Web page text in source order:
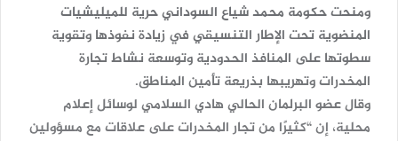
ومنحت حكومة محمد شياع السوداني حرية للميليشيات
المنضوية تحت الإطار التنسيقي في زيادة نفوذها وتقوية
سطوتها على المنافذ الحدودية وتوسعة نشاط تجارة
المخدرات وتهريبها بذريعة تأمين المناطق.
وقال عضو البرلمان الحالي هادي السلامي لوسائل إعلام
محلية، إن “كثيرًا من تجار المخدرات على علاقات مع مسؤولين